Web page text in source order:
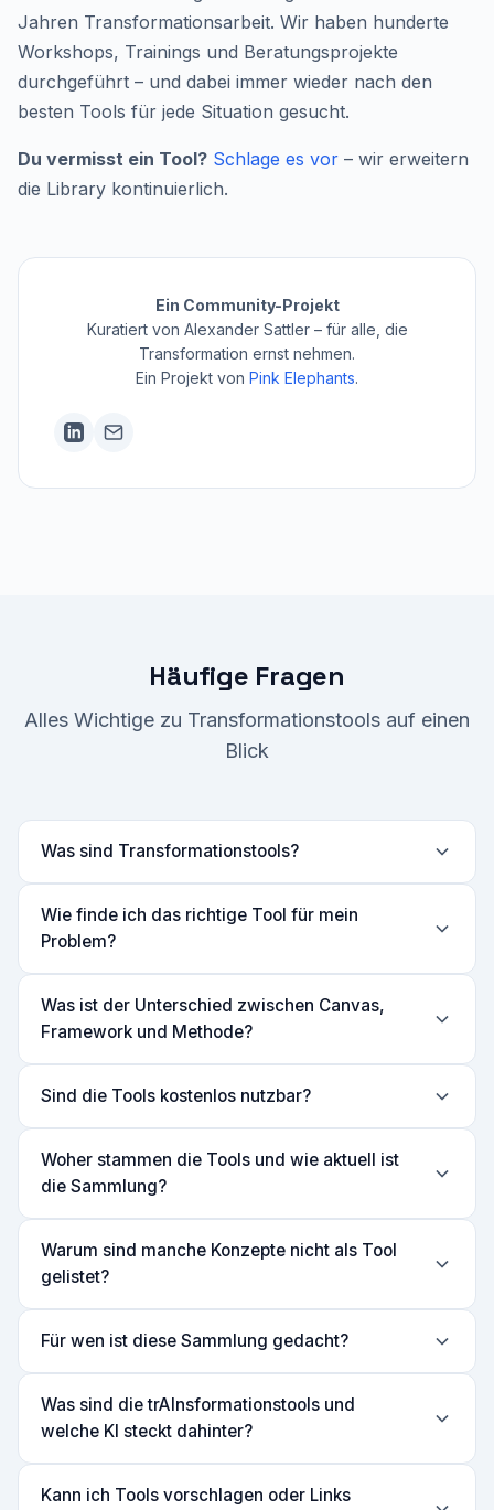
Jahren Transformationsarbeit. Wir haben hunderte
Workshops, Trainings und Beratungsprojekte
durchgeführt – und dabei immer wieder nach den
besten Tools für jede Situation gesucht.
Du vermisst ein Tool? Schlage es vor – wir erweitern
die Library kontinuierlich.
Ein Community-Projekt
Kuratiert von Alexander Sattler – für alle, die
Transformation ernst nehmen.
Ein Projekt von Pink Elephants.
Häufige Fragen
Alles Wichtige zu Transformationstools auf einen
Blick
Was sind Transformationstools?
Wie finde ich das richtige Tool für mein
Problem?
Was ist der Unterschied zwischen Canvas,
Framework und Methode?
Sind die Tools kostenlos nutzbar?
Woher stammen die Tools und wie aktuell ist
die Sammlung?
Warum sind manche Konzepte nicht als Tool
gelistet?
Für wen ist diese Sammlung gedacht?
Was sind die trAInsformationstools und
welche KI steckt dahinter?
Kann ich Tools vorschlagen oder Links